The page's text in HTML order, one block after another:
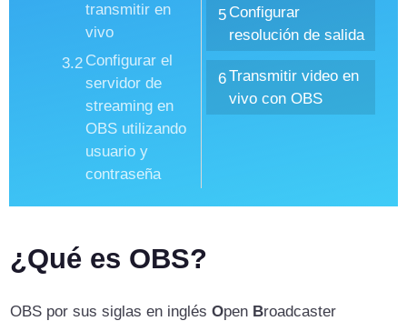
transmitir en
vivo
3.2 Configurar el
servidor de
streaming en
OBS utilizando
usuario y
contraseña
5 Configurar
resolución de salida
6Transmitir video en
vivo con OBS
¿Qué es OBS?
OBS por sus siglas en inglés Open Broadcaster